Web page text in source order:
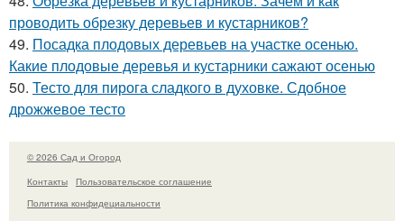
проводить обрезку деревьев и кустарников?
49. Посадка плодовых деревьев на участке осенью.
Какие плодовые деревья и кустарники сажают осенью
50. Тесто для пирога сладкого в духовке. Сдобное
дрожжевое тесто
© 2026 Сад и Огород
Контакты
Пользовательское соглашение
Политика конфидециальности